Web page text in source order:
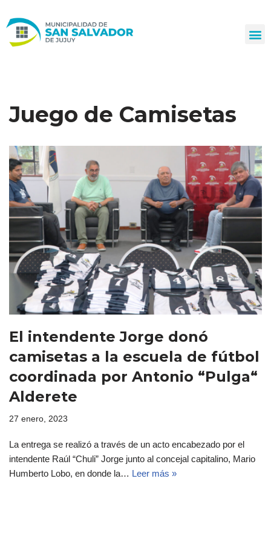
al
Juego de Camisetas
El intendente Jorge donó
camisetas a la escuela de fútbol
coordinada por Antonio “Pulga“
Alderete
27 enero, 2023
La entrega se realizó a través de un acto encabezado por el
intendente Raúl “Chuli” Jorge junto al concejal capitalino, Mario
Humberto Lobo, en donde la… Leer más »